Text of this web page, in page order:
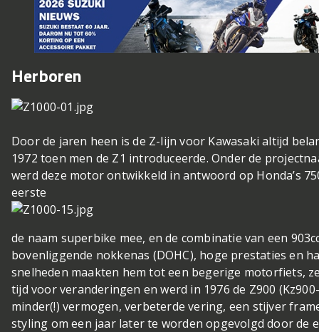
Herboren
Door de jaren heen is de Z-lijn voor Kawasaki altijd
1972 toen men de Z1 introduceerde. Onder de
werd deze motor ontwikkeld in antwoord op Honda’s
eerste
de naam superbike mee, en de combinatie van een
bovenliggende nokkenas (DOHC), hoge prestaties en
snelheden maakten hem tot een begerige motorfiets,
tijd voor veranderingen en werd in 1976 de Z900
minder(!) vermogen, verbeterde vering, een stijver
styling om een jaar later te worden opgevolgd door de